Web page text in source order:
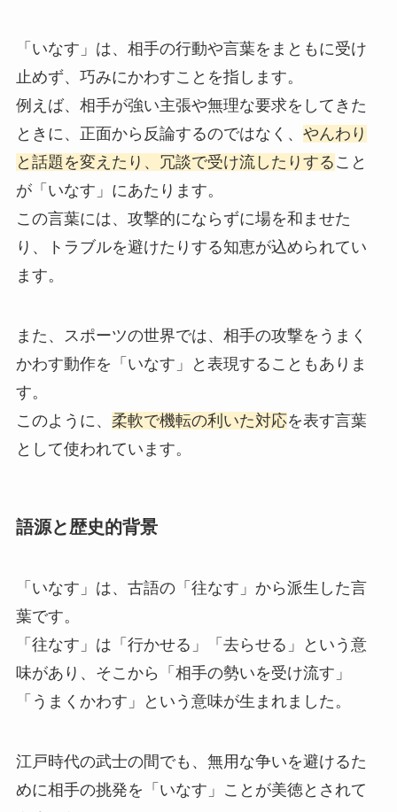
「いなす」は、相手の行動や言葉をまともに受け
止めず、巧みにかわすことを指します。
例えば、相手が強い主張や無理な要求をしてきた
ときに、正面から反論するのではなく、 やんわり
と話題を変えたり、冗談で受け流したりする こと
が「いなす」にあたります。
この言葉には、攻撃的にならずに場を和ませた
り、トラブルを避けたりする知恵が込められてい
ます。
また、スポーツの世界では、相手の攻撃をうまく
かわす動作を「いなす」と表現することもありま
す。
このように、 柔軟で機転の利いた対応を表す言葉
として使われています。
語源と歴史的背景
「いなす」は、古語の「往なす」から派生した言
葉です。
「往なす」は「行かせる」「去らせる」という意
味があり、そこから「相手の勢いを受け流す」
「うまくかわす」という意味が生まれました。
江戸時代の武士の間でも、無用な争いを避けるた
めに相手の挑発を「いなす」ことが美徳とされて